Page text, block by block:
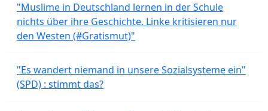
"Muslime in Deutschland lernen in der Schule
nichts über ihre Geschichte. Linke kritisieren nur
den Westen (#Gratismut)"
"Es wandert niemand in unsere Sozialsysteme ein"
(SPD) : stimmt das?